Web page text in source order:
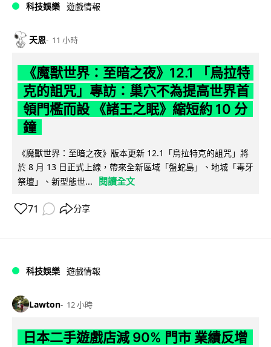
科技娛樂 遊戲情報
天恩 11 小時
《魔獸世界：至暗之夜》12.1 「烏拉特
克的詛咒」專訪：巢穴不為提高世界首
領門檻而設 《諸王之眠》縮短約 10 分
鐘
《魔獸世界：至暗之夜》版本更新 12.1「烏拉特克的詛咒」將
於 8 月 13 日正式上線，帶來全新區域「盤蛇島」、地城「毒牙
祭壇」、新型態世...
閱讀全文
71 分享
科技娛樂 遊戲情報
Lawton 12 小時
日本二手遊戲店減 90% 門市 業績反增